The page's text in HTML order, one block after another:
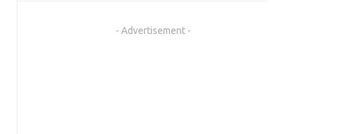
- Advertisement -